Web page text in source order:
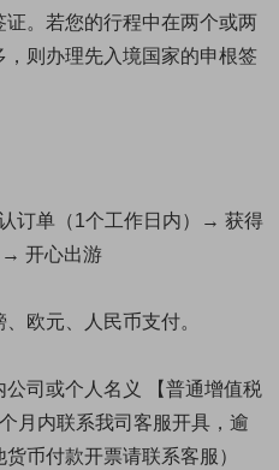
。若您的行程中在两个或两
则办理先入境国家的申根签
订单（1个工作日内）→ 获得
→ 开心出游
欧元、人民币支付。
公司或个人名义 【普通增值税
月内联系我司客服开具，逾
币付款开票请联系客服）